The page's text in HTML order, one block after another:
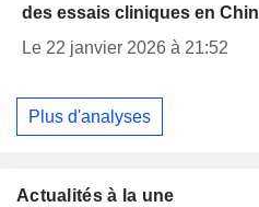
des essais cliniques en
Le 22 janvier 2026 à 21:52
Plus d'analyses
Actualités à la une